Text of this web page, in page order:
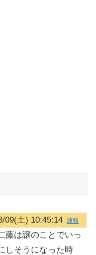
09(土) 10:45:14 通報
藤は譲のことでいっ
しそうになった時